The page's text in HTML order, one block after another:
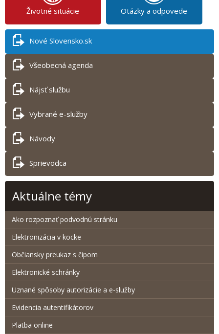
Životné situácie Otázky a odpovede
Nové Slovensko.sk
Všeobecná agenda
Nájsť službu
Vybrané e-služby
Návody
Sprievodca
Aktuálne témy
Ako rozpoznať podvodnú stránku
Elektronizácia v kocke
Občiansky preukaz s čipom
Elektronické schránky
Uznané spôsoby autorizácie a e-služby
Evidencia autentifikátorov
Platba online